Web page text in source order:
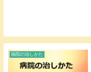
病院の治しかた